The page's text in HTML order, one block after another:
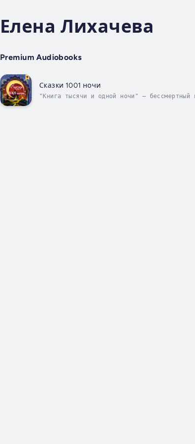
Елена Лихачева
Premium Audiobooks
Сказки 1001 ночи
"Книга тысячи и одной ночи" – бессмертный